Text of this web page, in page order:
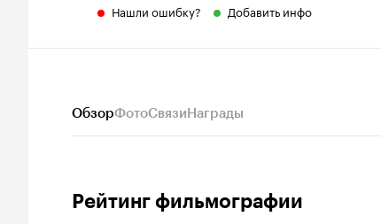
Нашли ошибку? Добавить инфо
ОбзорФотоСвязиНаграды
Рейтинг фильмографии